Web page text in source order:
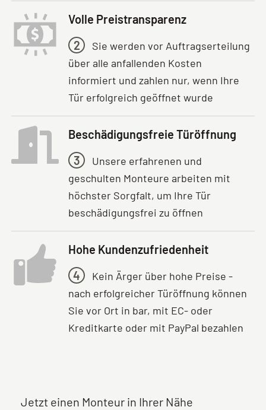
Volle Preistransparenz
2
Sie werden vor Auftragserteilung
über alle anfallenden Kosten
informiert und zahlen nur, wenn Ihre
Tür erfolgreich geöffnet wurde
Beschädigungsfreie Türöffnung
3
Unsere erfahrenen und
geschulten Monteure arbeiten mit
höchster Sorgfalt, um Ihre Tür
beschädigungsfrei zu öffnen
Hohe Kundenzufriedenheit
4
Kein Ärger über hohe Preise -
nach erfolgreicher Türöffnung können
Sie vor Ort in bar, mit EC- oder
Kreditkarte oder mit PayPal bezahlen
Jetzt einen Monteur in Ihrer Nähe